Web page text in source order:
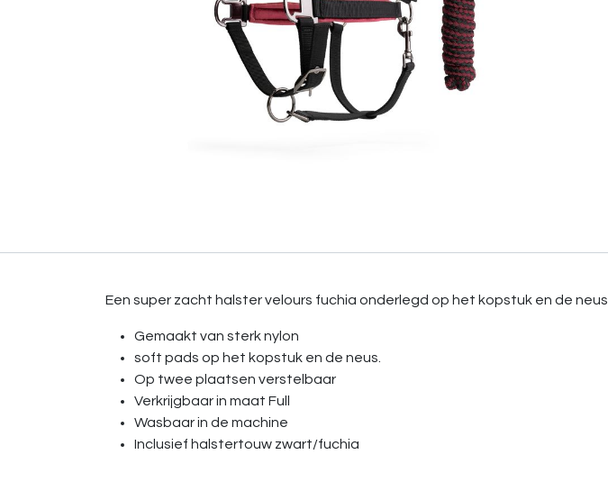
Een super zacht halster velours fuchia onderlegd op het kopstuk en de neus.
Gemaakt van sterk nylon
soft pads op het kopstuk en de neus.
Op twee plaatsen verstelbaar
Verkrijgbaar in maat Full
Wasbaar in de machine
Inclusief halstertouw zwart/fuchia